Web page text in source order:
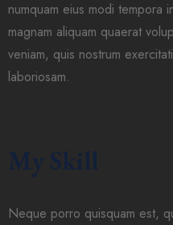
numquam eius modi tempora
magnam aliquam quaerat
veniam, quis nostrum
laboriosam.
Neque porro quisquam est,